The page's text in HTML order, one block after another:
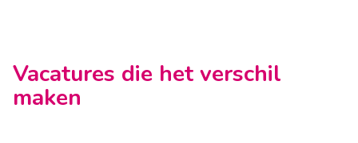
Vacatures die het verschil
maken